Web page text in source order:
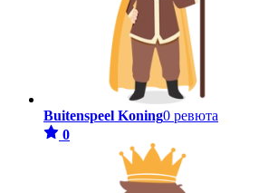
Buitenspeel Koning0 ревюта
0